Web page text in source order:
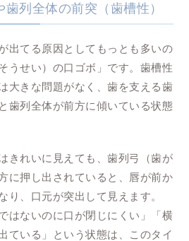
列全体の前突（歯槽性）
出てる原因としてもっとも多いの
うせい）の口ゴボ」です。歯槽性
大きな問題がなく、歯を支える歯
歯列全体が前方に傾いている状態
きれいに見えても、歯列弓（歯が
に押し出されていると、唇が前か
り、口元が突出して見えます。
はないのに口が閉じにくい」「横
ている」という状態は、このタイ